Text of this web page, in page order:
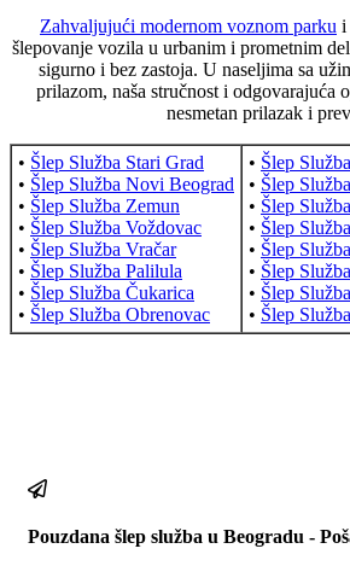
Zahvaljujući modernom voznom parku i
šlepovanje vozila u urbanim i prometnim
sigurno i bez zastoja. U naseljima sa
prilazom, naša stručnost i odgovarajuća
nesmetan prilazak i
• Šlep Služba Stari Grad
• Šlep Služba Novi Beograd
• Šlep Služba Zemun
• Šlep Služba Voždovac
• Šlep Služba Vračar
• Šlep Služba Palilula
• Šlep Služba Čukarica
• Šlep Služba Obrenovac
• Šlep
• Šlep
• Šlep
• Šlep
• Šlep
• Šlep
• Šlep
• Šlep
Pouzdana šlep služba u Beogradu -